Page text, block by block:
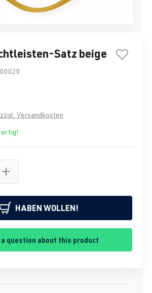
Satz beige
Versandkosten
HABEN WOLLEN!
question about this product